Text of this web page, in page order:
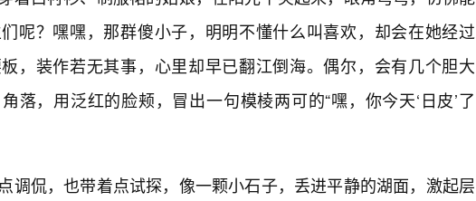
呢？嘿嘿，那群傻小子，明明不懂什么叫喜欢，却会在她经过
，装作若无其事，心里却早已翻江倒海。偶尔，会有几个胆大
落，用泛红的脸颊，冒出一句模棱两可的“嘿，你今天‘日皮’了
调侃，也带着点试探，像一颗小石子，丢进平静的湖面，激起层